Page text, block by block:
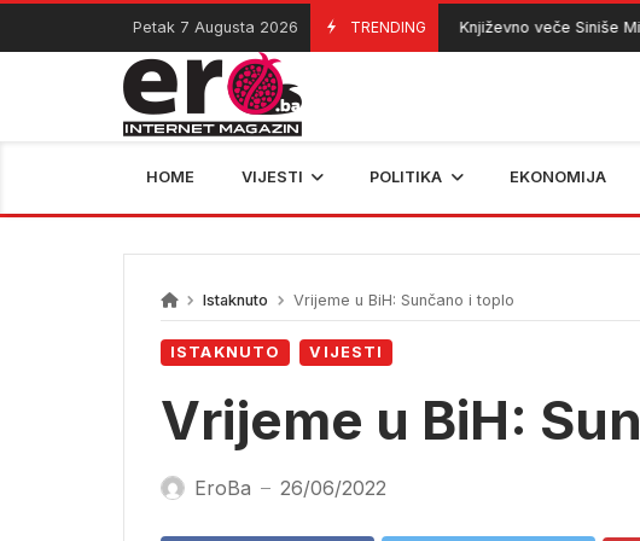
Skip
content
Petak 7 Augusta 2026 TRENDING
07/08/2026 Književno veče Siniše
HOME VIJESTI POLITIKA EKONOMIJA
Istaknuto Vrijeme u BiH: Sunčano i toplo
ISTAKNUTO VIJESTI
Vrijeme u BiH:
EroBa — 26/06/2022